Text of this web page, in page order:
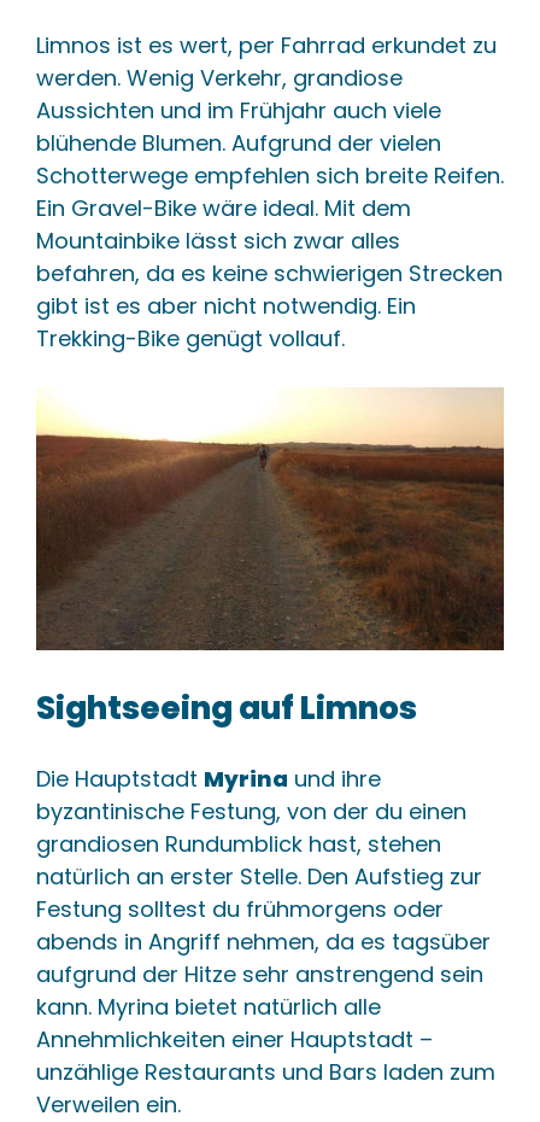
Limnos ist es wert, per Fahrrad erkundet zu
werden. Wenig Verkehr, grandiose
Aussichten und im Frühjahr auch viele
blühende Blumen. Aufgrund der vielen
Schotterwege empfehlen sich breite Reifen.
Ein Gravel-Bike wäre ideal. Mit dem
Mountainbike lässt sich zwar alles
befahren, da es keine schwierigen Strecken
gibt ist es aber nicht notwendig. Ein
Trekking-Bike genügt vollauf.
Sightseeing auf Limnos
Die Hauptstadt Myrina und ihre
byzantinische Festung, von der du einen
grandiosen Rundumblick hast, stehen
natürlich an erster Stelle. Den Aufstieg zur
Festung solltest du frühmorgens oder
abends in Angriff nehmen, da es tagsüber
aufgrund der Hitze sehr anstrengend sein
kann. Myrina bietet natürlich alle
Annehmlichkeiten einer Hauptstadt –
unzählige Restaurants und Bars laden zum
Verweilen ein.